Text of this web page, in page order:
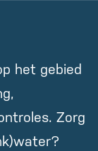
het gebied
Zorg